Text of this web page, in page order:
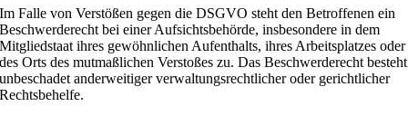
Im Falle von Verstößen gegen die DSGVO steht den Betroffenen ein
Beschwerderecht bei einer Aufsichtsbehörde, insbesondere in dem
Mitgliedstaat ihres gewöhnlichen Aufenthalts, ihres Arbeitsplatzes oder
des Orts des mutmaßlichen Verstoßes zu. Das Beschwerderecht besteht
unbeschadet anderweitiger verwaltungsrechtlicher oder gerichtlicher
Rechtsbehelfe.